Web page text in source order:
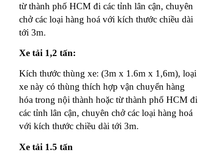
từ thành phố HCM đi các tỉnh lân cận, chuyên
chở các loại hàng hoá với kích thước chiều dài
tới 3m.
Xe tải 1,2 tấn:
Kích thước thùng xe: (3m x 1.6m x 1,6m), loại
xe này có thùng thích hợp vận chuyển hàng
hóa trong nội thành hoặc từ thành phố HCM đi
các tỉnh lân cận, chuyên chở các loại hàng hoá
với kích thước chiều dài tới 3m.
Xe tải 1.5 tấn